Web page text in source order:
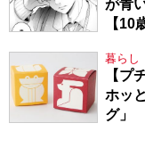
が青
【10
暮らし
【プ
ホッ
グ」